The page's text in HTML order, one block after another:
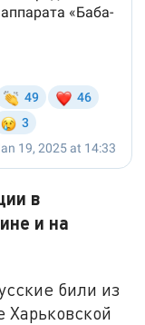
в
и на
били из